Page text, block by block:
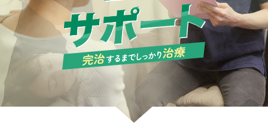
交通事故治療の基本
むちうちの症状と原因
交通事故後の主な症状